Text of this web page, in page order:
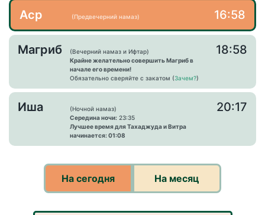
Аср (Предвечерний намаз) 16:58
Магриб
(Вечерний намаз и Ифтар)
Крайне желательно совершить Магриб в
начале его времени!
Обязательно сверяйте с закатом (Зачем?)
18:58
Иша
(Ночной намаз)
Середина ночи: 23:35
Лучшее время для Тахаджуда и Витра
начинается: 01:08
20:17
На сегодня На месяц